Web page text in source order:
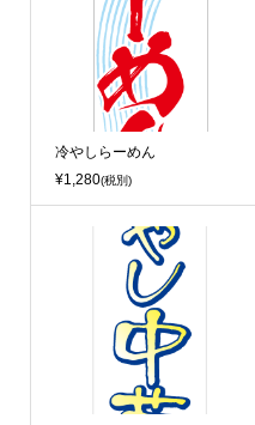
冷やしらーめん
¥1,280(税別)